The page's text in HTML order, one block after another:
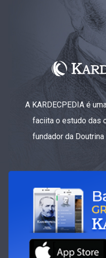
A KARDECPEDIA é
faciita o estudo das
fundador da